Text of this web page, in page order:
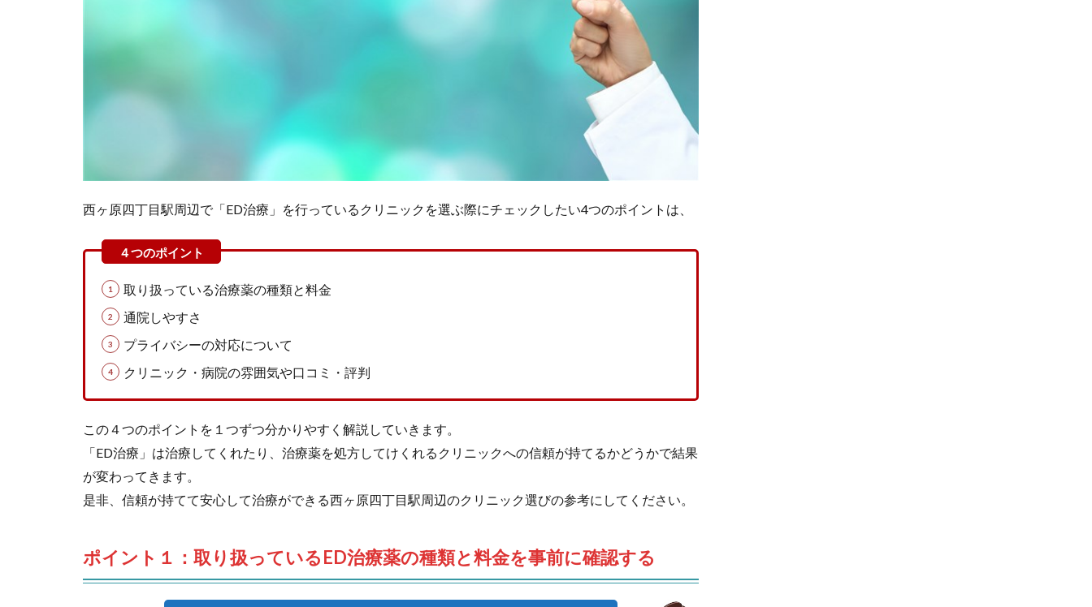
西ヶ原四丁目駅周辺で「ED治療」を行っているクリニックを選ぶ際にチェックしたい4つのポイントは、
取り扱っている治療薬の種類と料金
通院しやすさ
プライバシーの対応について
クリニック・病院の雰囲気や口コミ・評判
この４つのポイントを１つずつ分かりやすく解説していきます。
「ED治療」は治療してくれたり、治療薬を処方してけくれるクリニックへの信頼が持てるかどうかで結果
が変わってきます。
是非、信頼が持てて安心して治療ができる西ヶ原四丁目駅周辺のクリニック選びの参考にしてください。
ポイント１：取り扱っているED治療薬の種類と料金を事前に確認する